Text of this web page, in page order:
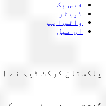
فیس بک
ٹویٹر
واٹس ایپ
ای میل
پاکستان کرکٹ ٹیم نے ایشیا کپ 2025 کے فائنل کی پوری فیس 7 مئی کو بھارتی جارحیت میں شہید ہونے